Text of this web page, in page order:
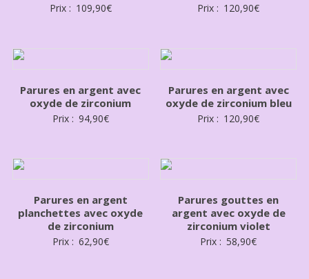
Prix : 109,90€ Prix : 120,90€
Parures en argent avec
oxyde de zirconium
Prix : 94,90€
Parures en argent avec
oxyde de zirconium bleu
Prix : 120,90€
Parures en argent
planchettes avec oxyde
de zirconium
Prix : 62,90€
Parures gouttes en
argent avec oxyde de
zirconium violet
Prix : 58,90€